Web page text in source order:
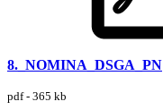
8._NOMINA_DSGA_PN
pdf - 365 kb